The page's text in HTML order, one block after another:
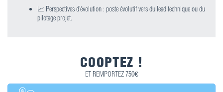
📈 Perspectives d’évolution : poste évolutif vers du lead technique ou du
pilotage projet.
COOPTEZ !
ET REMPORTEZ 750€